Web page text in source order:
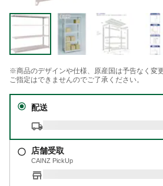
※商品のデザインや仕様、原産国は予告なく変
ご指定はできませんのでご了承ください。
配送
店舗受取
CAINZ PickUp